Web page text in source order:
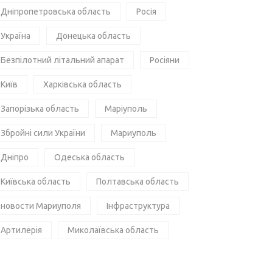
Дніпропетровська область Росія
Україна Донецька область
Безпілотний літальний апарат Росіяни
Київ Харківська область
Запорізька область Маріуполь
Збройні сили України Мариуполь
Дніпро Одеська область
Київська область Полтавська область
новости Мариуполя Інфраструктура
Артилерія Миколаївська область